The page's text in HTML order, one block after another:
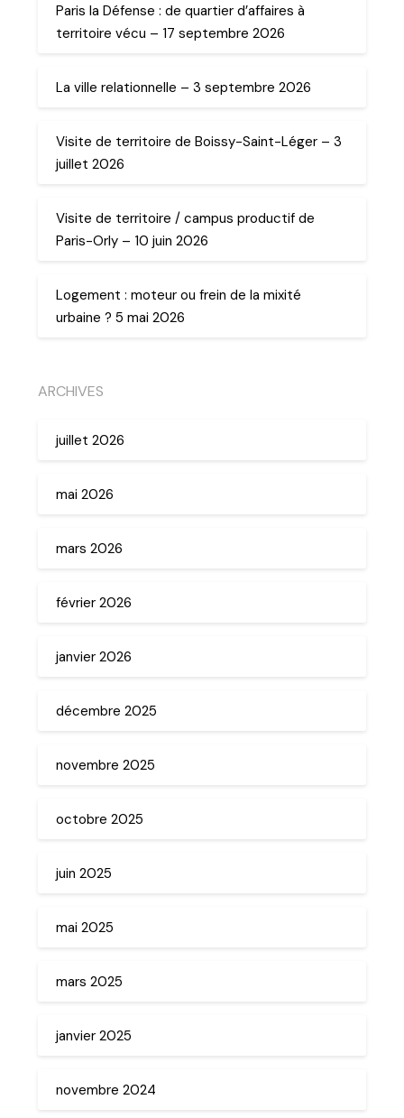
Paris la Défense : de quartier d’affaires à
territoire vécu – 17 septembre 2026
La ville relationnelle – 3 septembre 2026
Visite de territoire de Boissy-Saint-Léger – 3
juillet 2026
Visite de territoire / campus productif de
Paris-Orly – 10 juin 2026
Logement : moteur ou frein de la mixité
urbaine ? 5 mai 2026
ARCHIVES
juillet 2026
mai 2026
mars 2026
février 2026
janvier 2026
décembre 2025
novembre 2025
octobre 2025
juin 2025
mai 2025
mars 2025
janvier 2025
novembre 2024